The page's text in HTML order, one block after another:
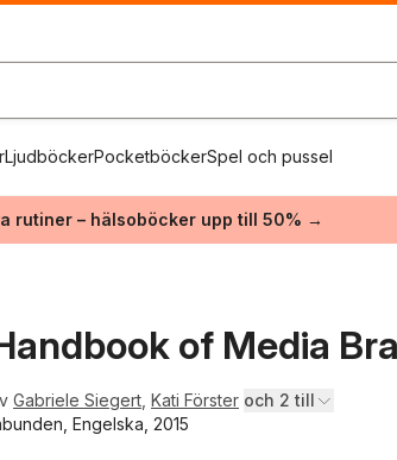
LjudböckerPocketböckerSpel och pussel
rutiner – hälsoböcker upp till 50% →
of Media
Gabriele Siegert Kati Förster och 2 till
Engelska, 2015